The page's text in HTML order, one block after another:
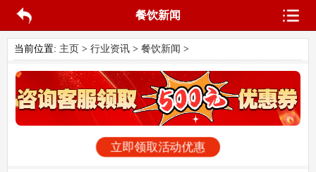
餐饮新闻
当前位置: 主页 > 行业资讯> 餐饮新闻 >
立即领取活动优惠